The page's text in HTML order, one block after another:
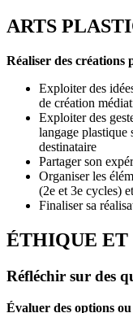
ARTS
Réaliser des créations
Exploiter des
de création
Exploiter des
langage plastique
destinataire
Partager son
Organiser les
(2e et 3e cycles)
Finaliser sa
ÉTHIQUE ET
Réfléchir sur des
Évaluer des options ou